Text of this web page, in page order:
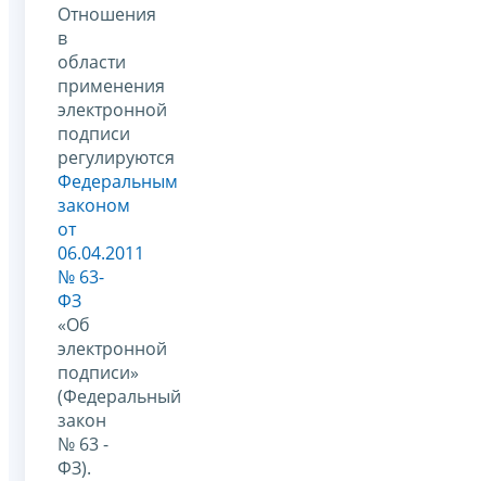
Отношения
в
области
применения
электронной
подписи
регулируются
Федеральным
законом
от
06.04.2011
№ 63-
ФЗ
«Об
электронной
подписи»
(Федеральный
закон
№ 63 -
ФЗ).